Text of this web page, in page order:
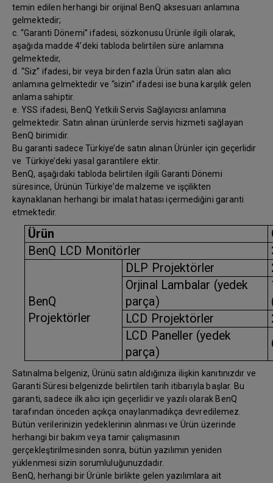
temin edilen herhangi bir orijinal BenQ aksesuarı anlamına
gelmektedir;
c. “Garanti Dönemi” ifadesi, sözkonusu Ürünle ilgili olarak,
aşağıda madde 4’deki tabloda belirtilen süre anlamına
gelmektedir,
d. “Siz” ifadesi, bir veya birden fazla Ürün satın alan alıcı
anlamına gelmektedir ve “sizin” ifadesi ise buna karşılık gelen
anlama sahiptir.
e. YSS ifadesi, BenQ Yetkili Servis Sağlayıcısı anlamına
gelmektedir. Satın alınan ürünlerde servis hizmeti sağlayan
BenQ birimidir.
Bu garanti sadece Türkiye’de satın alınan Ürünler için geçerlidir
ve Türkiye’deki yasal garantilere ektir.
BenQ, aşağıdaki tabloda belirtilen ilgili Garanti Dönemi
süresince, Ürünün Türkiye’de malzeme ve işçilikten
kaynaklanan herhangi bir imalat hatası içermediğini garanti
etmektedir.
Ürün
BenQ LCD Monitörler
BenQ
Projektörler
DLP Projektörler
Orjinal Lambalar (yedek
parça)
LCD Projektörler
LCD Paneller (yedek
parça)
Satınalma belgeniz, Ürünü satın aldığınıza ilişkin kanıtınızdır ve
Garanti Süresi belgenizde belirtilen tarih itibarıyla başlar. Bu
garanti, sadece ilk alıcı için geçerlidir ve yazılı olarak BenQ
tarafından önceden açıkça onaylanmadıkça devredilemez.
Bütün verilerinizin yedeklerinin alınması ve Ürün üzerinde
herhangi bir bakım veya tamir çalışmasının
gerçekleştirilmesinden sonra, bütün yazılımın yeniden
yüklenmesi sizin sorumluluğunuzdadır.
BenQ, herhangi bir Ürünle birlikte gelen yazılımlara ait